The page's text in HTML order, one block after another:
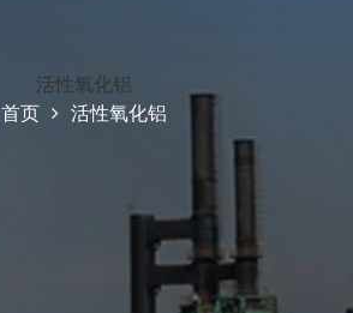
活性氧化铝
首页
活性氧化铝